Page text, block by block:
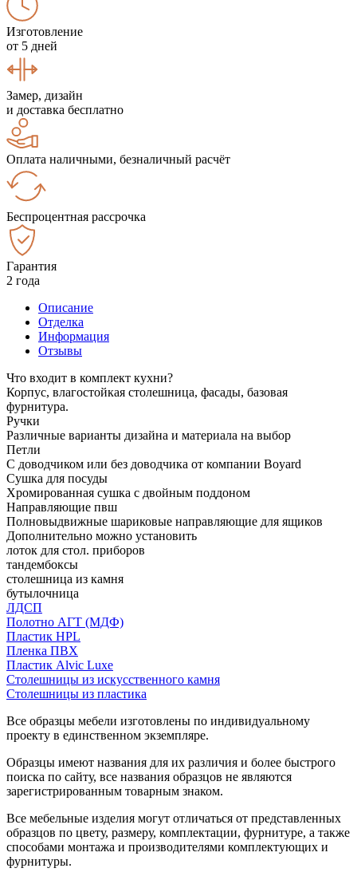
Изготовление
от 5 дней
Замер, дизайн
и доставка бесплатно
Оплата наличными, безналичный расчёт
Беспроцентная рассрочка
Гарантия
2 года
Описание
Отделка
Информация
Отзывы
Что входит в комплект кухни?
Корпус, влагостойкая столешница, фасады, базовая
фурнитура.
Ручки
Различные варианты дизайна и материала на выбор
Петли
С доводчиком или без доводчика от компании Boyard
Сушка для посуды
Хромированная сушка с двойным поддоном
Направляющие пвш
Полновыдвижные шариковые направляющие для ящиков
Дополнительно можно установить
лоток для стол. приборов
тандембоксы
столешница из камня
бутылочница
ЛДСП
Полотно АГТ (МДФ)
Пластик HPL
Пленка ПВХ
Пластик Alvic Luxe
Столешницы из искусственного камня
Столешницы из пластика
Все образцы мебели изготовлены по индивидуальному
проекту в единственном экземпляре.
Образцы имеют названия для их различия и более быстрого
поиска по сайту, все названия образцов не являются
зарегистрированным товарным знаком.
Все мебельные изделия могут отличаться от представленных
образцов по цвету, размеру, комплектации, фурнитуре, а также
способами монтажа и производителями комплектующих и
фурнитуры.